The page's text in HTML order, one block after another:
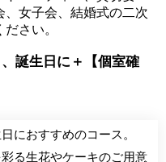
女子会、結婚式の二次
さい。
誕生日に＋【個室確
におすすめのコース。
る生花やケーキのご用意